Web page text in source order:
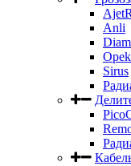
Anli
Opek
Sirus